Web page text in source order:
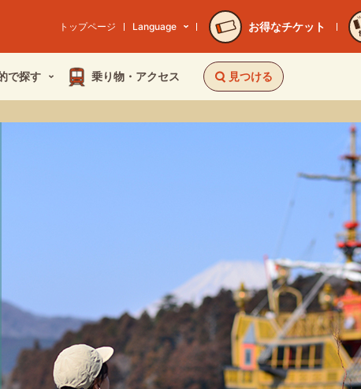
トップページ Language お得なチケット
で探す 乗り物・ アクセス 見つける